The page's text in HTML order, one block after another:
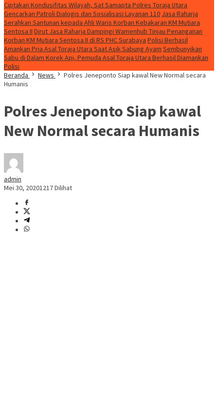
Ciptakan Kondusifitas Wilayah, Sat Samapta Polres Toraja Utara
Gencarkan Patroli Dialogis dan Sosialisasi Layanan 110 Jasa Raharja
Serahkan Santunan kepada Ahli Waris Korban Kebakaran KM Mutiara
Sentosa II Dirut Jasa Raharja Dampingi Wamenhub Tinjau Penanganan
Korban KM Mutiara Sentosa II di RS PHC Surabaya Polisi Berhasil
Amankan Pria Asal Toraja Utara Saat Asik Sabung Ayam Sembunyikan
Sabu di Dalam Korek Api, Pemuda Asal Toraja Utara Berhasil Diamankan
Polisi
Beranda
News
Polres Jeneponto Siap kawal New Normal secara
Humanis
Polres Jeneponto Siap kawal
New Normal secara Humanis
admin
Mei 30, 20201217 Dilihat